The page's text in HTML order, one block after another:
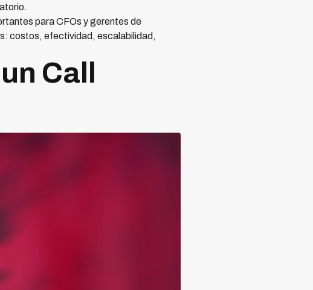
para CFOs y gerentes de
costos, efectividad, escalabilidad,
Call